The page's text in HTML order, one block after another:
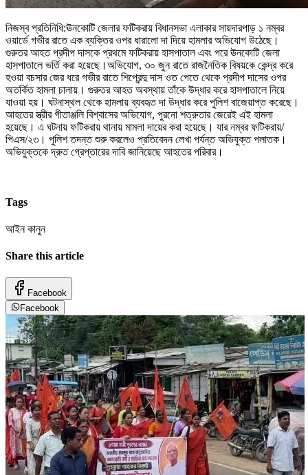
নিজস্ব প্রতিনিধি:ঊনকোটি জেলার ফটিকরায় বিধানসভা এলাকার সায়দারপাড় ১ নম্বর
ওয়ার্ডে গভীর রাতে এক ব্যক্তির ওপর ধারালো দা দিয়ে হামলার অভিযোগ উঠেছে।
গুরুতর আহত প্রদীপ দাসকে প্রথমে ফটিকরায় হাসপাতাল এবং পরে ঊনকোটি জেলা
হাসপাতালে ভর্তি করা হয়েছে।অভিযোগ, ৩০ জুন রাতে রাজনৈতিক বিষয়কে কেন্দ্র করে
হওয়া বচসার জের ধরে গভীর রাতে শিপ্রেন্দু দাস ওত পেতে থেকে প্রদীপ দাসের ওপর
অতর্কিত হামলা চালায়। গুরুতর আহত অবস্থায় তাঁকে উদ্ধার করে হাসপাতালে নিয়ে
যাওয়া হয়। ঘটনাস্থল থেকে হামলায় ব্যবহৃত দা উদ্ধার করে পুলিশ বাজেয়াপ্ত করেছে।
আহতের স্ত্রীর গীতাঞ্জলি বিশ্বাসের অভিযোগ, পুরনো শত্রুতার জেরেই এই হামলা
হয়েছে। এ ঘটনায় ফটিকরায় থানায় মামলা দায়ের করা হয়েছে। যার নম্বর ফটিকরায়/
পিএস/২৩। পুলিশ তদন্ত শুরু করলেও প্রতিবেদন লেখা পর্যন্ত অভিযুক্ত পলাতক।
অভিযুক্তকে দ্রুত গ্রেপ্তারের দাবি জানিয়েছে আহতের পরিবার।
Tags
আইন কানুন
Share this article
Facebook
Facebook